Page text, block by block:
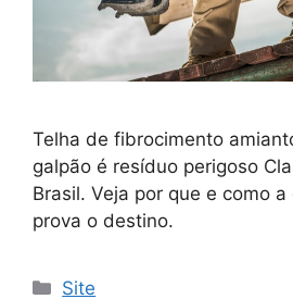
Telha de fibrocimento
galpão é resíduo perigoso
Brasil. Veja por que e como
prova o destino.
Site